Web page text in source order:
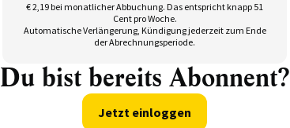
€ 2,19 bei monatlicher Abbuchung. Das entspricht knapp 51
Cent pro Woche.
Automatische Verlängerung, Kündigung jederzeit zum Ende
der Abrechnungsperiode.
Du bist bereits Abonnent?
Jetzt einloggen